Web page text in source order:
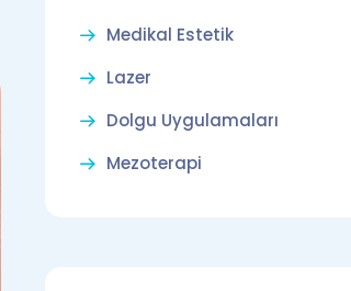
Medikal Estetik
Lazer
Dolgu Uygulamaları
Mezoterapi